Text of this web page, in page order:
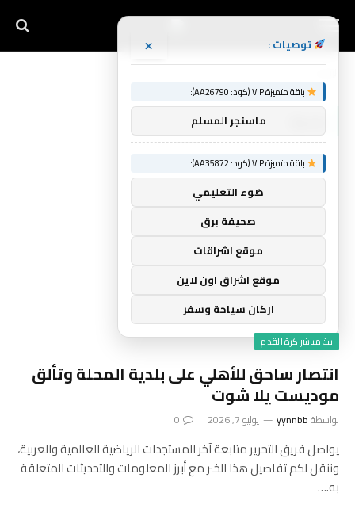
بث مباشر كرة القدم
انتصار ساحق للأهلي على بلدية المحلة وتألق
موديست يلا شوت
بواسطةyynnbb يوليو 7, 2026 0
يواصل فريق التحرير متابعة آخر المستجدات الرياضية العالمية والعربية،
وننقل لكم تفاصيل هذا الخبر مع أبرز المعلومات والتحديثات المتعلقة
به.…
توصيات : ×
باقة متميزة VIP (كود: AA26790):
ماسنجر المسلم
باقة متميزة VIP (كود: AA35872):
ضوء التعليمي
صحيفة برق
موقع اشراقات
موقع اشراق اون لاين
اركان سياحة وسفر